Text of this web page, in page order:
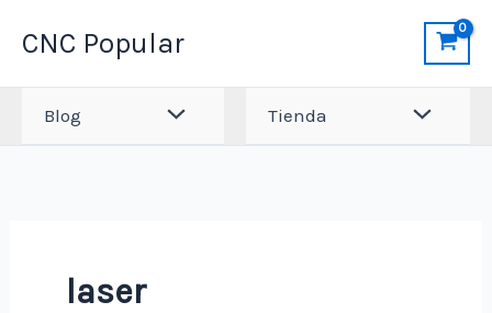
CNC Popular
Blog Tienda
laser